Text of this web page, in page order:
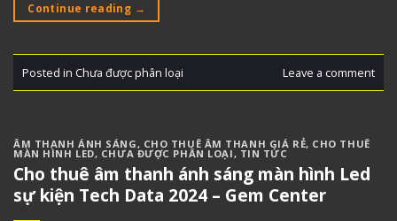
Continue reading →
Posted in Chưa được phân loại Leave a comment
ÂM THANH ÁNH SÁNG, CHO THUÊ ÂM THANH GIÁ RẺ, CHO THUÊ
MÀN HÌNH LED, CHƯA ĐƯỢC PHÂN LOẠI, TIN TỨC
Cho thuê âm thanh ánh sáng màn hình Led
sự kiện Tech Data 2024 – Gem Center